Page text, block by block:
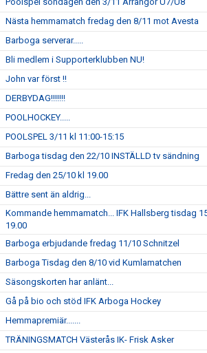
Nästa hemmamatch fredag den 8/11 mot Avesta
Barboga serverar.....
Bli medlem i Supporterklubben NU!
John var först !!
DERBYDAG!!!!!!!
POOLHOCKEY.....
POOLSPEL 3/11 kl 11:00-15:15
Barboga tisdag den 22/10 INSTÄLLD tv sändning
Fredag den 25/10 kl 19.00
Bättre sent än aldrig...
Kommande hemmamatch... IFK Hallsberg tisdag
19.00
Barboga erbjudande fredag 11/10 Schnitzel
Barboga Tisdag den 8/10 vid Kumlamatchen
Säsongskorten har anlänt...
Gå på bio och stöd IFK Arboga Hockey
Hemmapremiär.......
TRÄNINGSMATCH Västerås IK- Frisk Asker